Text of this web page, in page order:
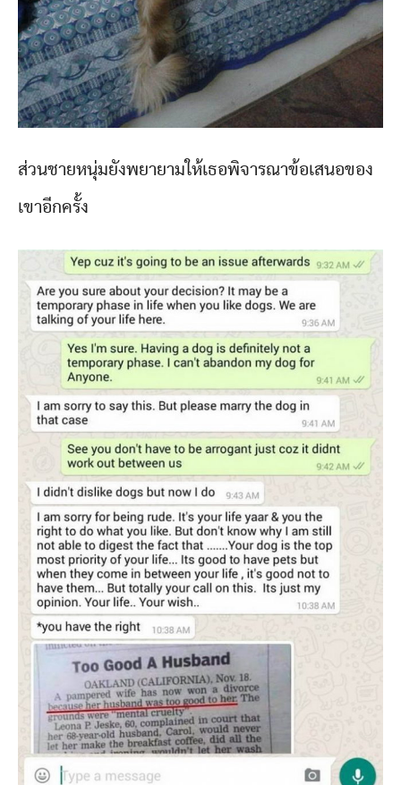
ส่วนชายหนุ่มยังพยายามให้เธอพิจารณาข้อเสนอของ
เขาอีกครั้ง